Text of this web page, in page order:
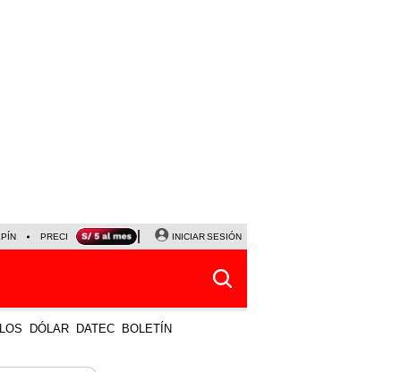
PRECIO DEL DÓLAR CORTE DE LUZ VIERNES 7 DE AGOSTO
INICIAR SESIÓN
DÓLAR DATEC BOLETÍN